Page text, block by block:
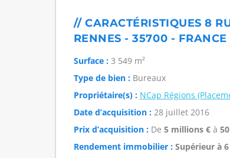
// CARACTÉRISTIQUES 8
RENNES - 35700 - FRANCE
Surface :3 549 m²
Type de bien :Bureaux
Propriétaire(s) : NCap Régions
Date d’acquisition :28 juillet 2016
Prix d’acquisition :De 5 millions €à
Rendement immobilier : Supérieur à 6